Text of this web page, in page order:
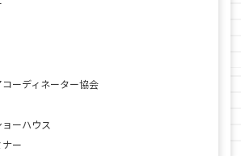
ーディネーター協会
ーハウス
ー